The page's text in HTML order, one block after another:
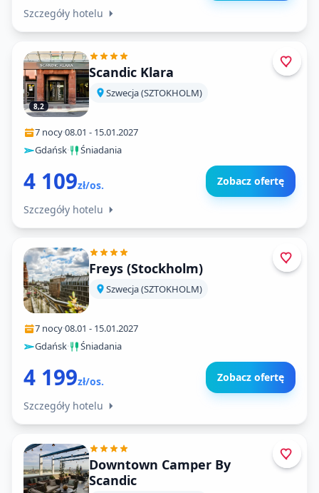
Szczegóły hotelu
8,2
Scandic Klara
Szwecja (SZTOKHOLM)
7 nocy·08.01 - 15.01.2027
Gdańsk· Śniadania
4 109zł/os. Zobacz ofertę
Szczegóły hotelu
Freys (Stockholm)
Szwecja (SZTOKHOLM)
7 nocy·08.01 - 15.01.2027
Gdańsk· Śniadania
4 199zł/os. Zobacz ofertę
Szczegóły hotelu
Downtown Camper By
Scandic